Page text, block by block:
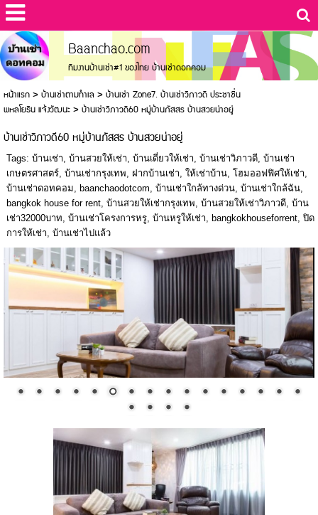
Baanchao.com
ทีมงานบ้านเช่า#1 ของไทย บ้านเช่าดอทคอม
หน้าแรก>บ้านเช่าตามทำเล>บ้านเช่า Zone7. บ้านเช่าวิภาวดี ประชาชื่น
พหลโยธิน แจ้งวัฒนะ>บ้านเช่าวิภาวดี60 หมู่บ้านภัสสร บ้านสวยน่าอยู่
บ้านเช่าวิภาวดี60 หมู่บ้านภัสสร บ้านสวยน่าอยู่
Tags: บ้านเช่า, บ้านสวยให้เช่า, บ้านเดี่ยวให้เช่า, บ้านเช่าวิภาวดี, บ้านเช่า
เกษตรศาสตร์, บ้านเช่ากรุงเทพ, ฝากบ้านเช่า, ให้เช่าบ้าน, โฮมออฟฟิศให้เช่า,
บ้านเช่าดอทคอม, baanchaodotcom, บ้านเช่าใกล้ทางด่วน, บ้านเช่าใกล้ฉัน,
bangkok house for rent, บ้านสวยให้เช่ากรุงเทพ, บ้านสวยให้เช่าวิภาวดี, บ้าน
เช่า32000บาท, บ้านเช่าโครงการหรู, บ้านหรูให้เช่า, bangkokhouseforrent, ปิด
การให้เช่า, บ้านเช่าไปแล้ว